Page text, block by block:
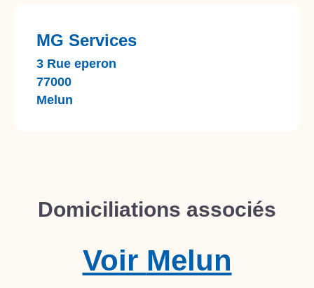
MG Services
3 Rue eperon
77000
Melun
Domiciliations associés
Melun
Voir